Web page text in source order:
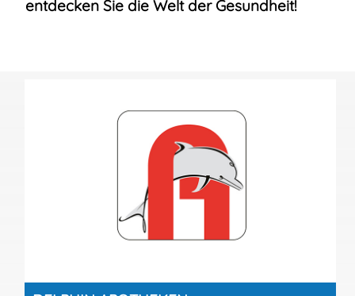
entdecken Sie die Welt der Gesundheit!